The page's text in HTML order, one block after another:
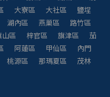
大寮區 大社區
鹽埕
湖內區 燕巢區
路竹區
山區 梓官區 旗津區
茄
阿蓮區 甲仙區
內門
桃源區 那瑪夏區
茂林